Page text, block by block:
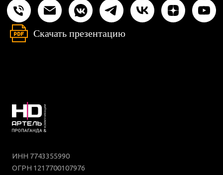
Скачать презентацию
ИНН 7743355990
ОГРН 1217700107976